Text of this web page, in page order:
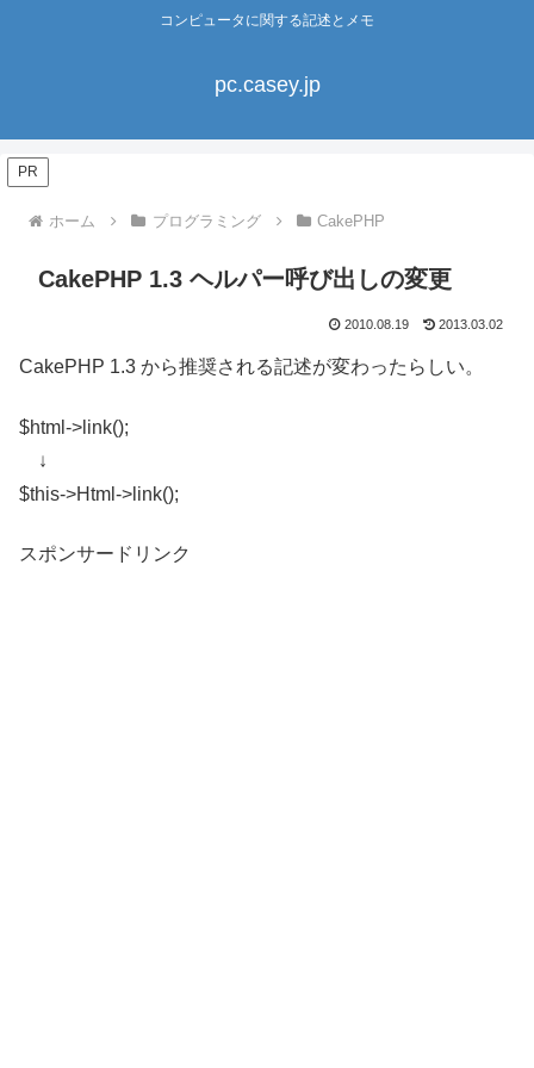
コンピュータに関する記述とメモ
pc.casey.jp
PR
ホーム プログラミング CakePHP
CakePHP 1.3 ヘルパー呼び出しの変更
2010.08.19 2013.03.02
CakePHP 1.3 から推奨される記述が変わったらしい。
$html->link();
↓
$this->Html->link();
スポンサードリンク